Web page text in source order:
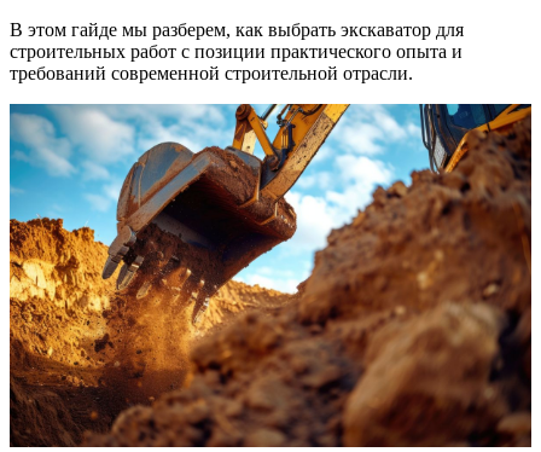
В этом гайде мы разберем, как выбрать экскаватор для
строительных работ с позиции практического опыта и
требований современной строительной отрасли.